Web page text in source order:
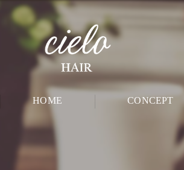
HOME CONCEPT